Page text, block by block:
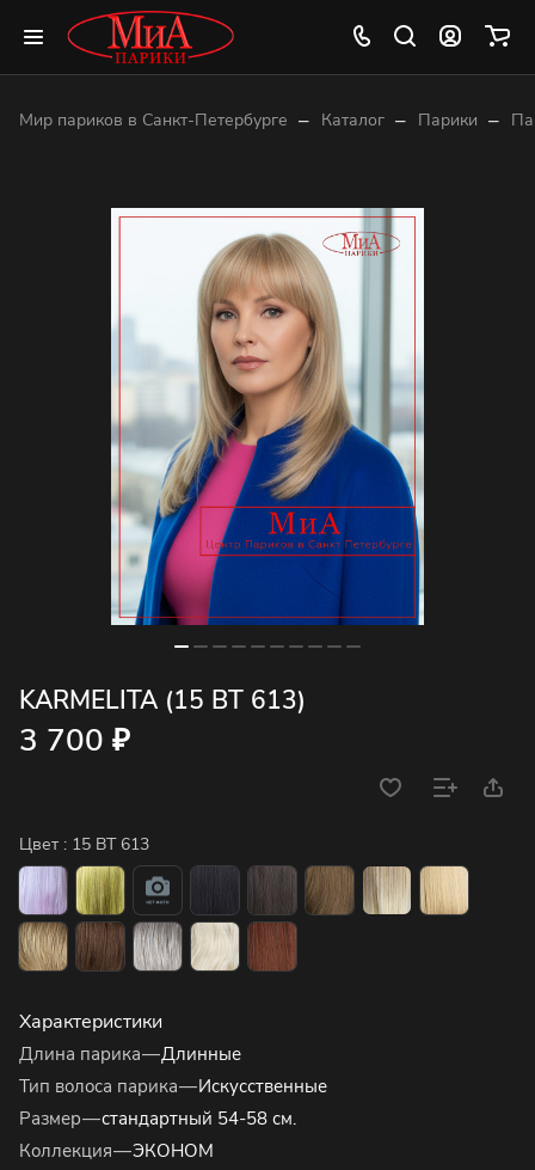
Мир париков в Санкт-Петербурге – Каталог – Парики –
KARMELITA (15 BT 613)
3 700 ₽
Цвет : 15 BT 613
Характеристики
Длина парика—Длинные
Тип волоса парика—Искусственные
Размер—стандартный 54-58 см.
Коллекция—ЭКОНОМ